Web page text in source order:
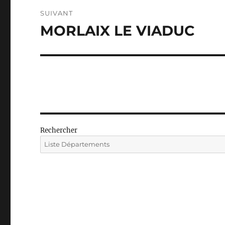
SUIVANT
Publication
MORLAIX LE VIADUC
Rechercher